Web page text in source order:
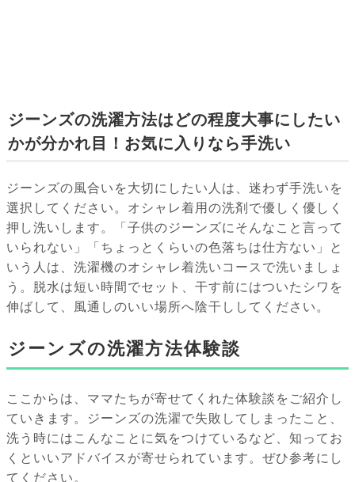
ジーンズの洗濯方法はどの程度大事にしたい
かが分かれ目！お気に入りなら手洗い
ジーンズの風合いを大切にしたい人は、迷わず手洗いを
選択してください。オシャレ着用の洗剤で優しく優しく
押し洗いします。「子供のジーンズにそんなこと言って
いられない」「ちょっとくらいの色落ちは仕方ない」と
いう人は、洗濯機のオシャレ着洗いコースで洗いましょ
う。脱水は短い時間でセット、干す前にはついたシワを
伸ばして、風通しのいい場所へ陰干ししてください。
ジーンズの洗濯方法体験談
ここからは、ママたちが寄せてくれた体験談をご紹介し
ていきます。ジーンズの洗濯で失敗してしまったこと、
洗う時にはこんなことに気をつけているなど、知ってお
くといいアドバイスが寄せられています。ぜひ参考にし
てください。